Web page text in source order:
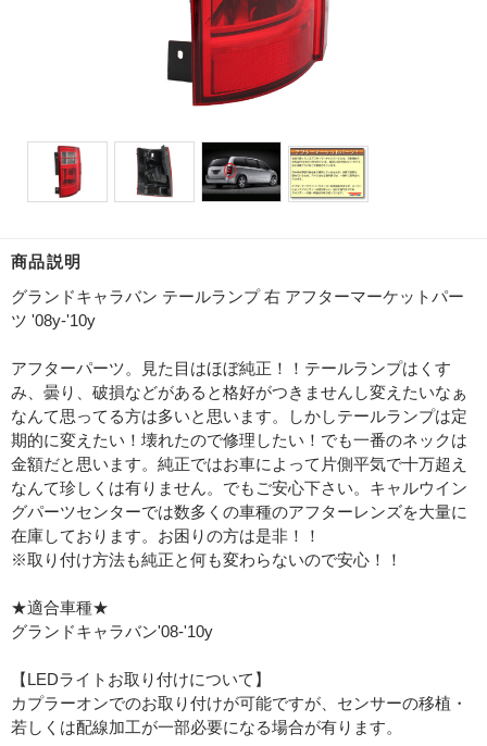
商品説明
グランドキャラバン テールランプ 右 アフターマーケットパー
ツ '08y-'10y
アフターパーツ。見た目はほぼ純正！！テールランプはくす
み、曇り、破損などがあると格好がつきませんし変えたいなぁ
なんて思ってる方は多いと思います。しかしテールランプは定
期的に変えたい！壊れたので修理したい！でも一番のネックは
金額だと思います。純正ではお車によって片側平気で十万超え
なんて珍しくは有りません。でもご安心下さい。キャルウイン
グパーツセンターでは数多くの車種のアフターレンズを大量に
在庫しております。お困りの方は是非！！
※取り付け方法も純正と何も変わらないので安心！！
★適合車種★
グランドキャラバン'08-'10y
【LEDライトお取り付けについて】
カプラーオンでのお取り付けが可能ですが、センサーの移植・
若しくは配線加工が一部必要になる場合が有ります。